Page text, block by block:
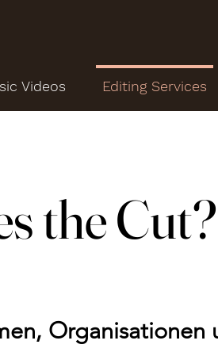
Videos Editing Services
the Cut?